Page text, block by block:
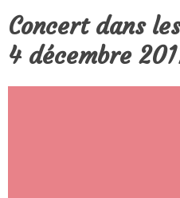
Concert dans
4 décembre